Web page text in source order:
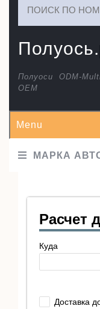
Полуоси ODM-
ОЕМ
Menu
МАРКА
Расчет
Куда
Доставка